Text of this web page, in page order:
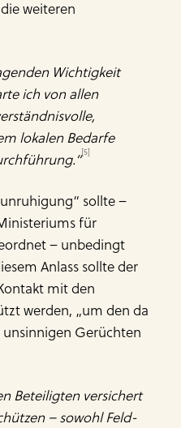
weiteren
Wichtigkeit
ich von allen
lokalen Bedarfe
[5]
sollte –
für
– unbedingt
Anlass sollte der
mit den
werden, „um den da
Gerüchten
Beteiligten versichert
– sowohl Feld-